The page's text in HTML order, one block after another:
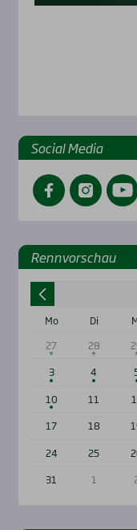
Social Media
FacebookInstagram
Renn­vor­schau
Mo Di
27
28
3
4
10
11
17
18
24
25
31
1